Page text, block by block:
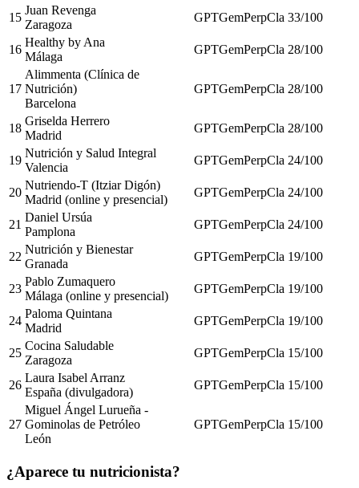
15
Juan Revenga
Zaragoza
GPTGemPerpCla 33/100
16
Healthy by Ana
Málaga
GPTGemPerpCla 28/100
17
Alimmenta (Clínica de
Nutrición)
Barcelona
GPTGemPerpCla 28/100
18
Griselda Herrero
Madrid
GPTGemPerpCla 28/100
19
Nutrición y Salud Integral
Valencia
GPTGemPerpCla 24/100
20
Nutriendo-T (Itziar Digón)
Madrid (online y presencial)
GPTGemPerpCla 24/100
21
Daniel Ursúa
Pamplona
GPTGemPerpCla 24/100
22
Nutrición y Bienestar
Granada
GPTGemPerpCla 19/100
23
Pablo Zumaquero
Málaga (online y presencial)
GPTGemPerpCla 19/100
24
Paloma Quintana
Madrid
GPTGemPerpCla 19/100
25
Cocina Saludable
Zaragoza
GPTGemPerpCla 15/100
26
Laura Isabel Arranz
España (divulgadora)
GPTGemPerpCla 15/100
27
Miguel Ángel Lurueña -
Gominolas de Petróleo
León
GPTGemPerpCla 15/100
¿Aparece tu nutricionista?